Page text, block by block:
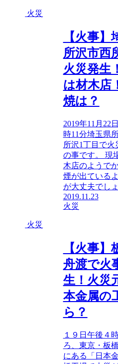
火災
【火事】
所沢市西
火災発生
は材木店
焼は？
2019年11月22
時11分埼玉県
所沢1丁目で火
の事です。 現
木店のようで
煙が出ている
が大丈夫でし
2019.11.23
火災
火災
【火事】
舟渡で火
生！火災
本金属の
ら？
１９日午後４
ろ、東京・板
にある「日本